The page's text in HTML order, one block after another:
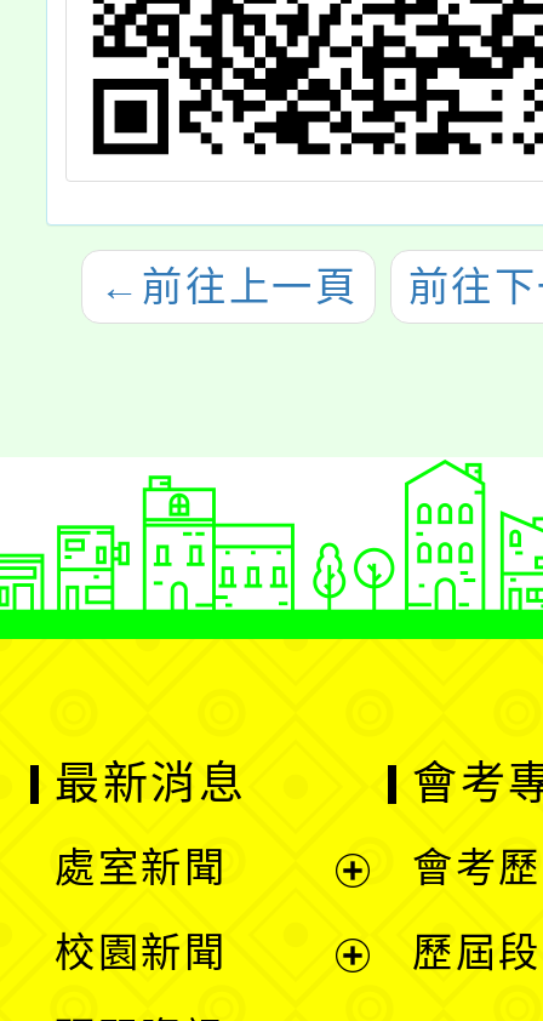
← 前往上一頁 前往
最新消息
處室新聞
校園新聞
會考
會考
歷屆